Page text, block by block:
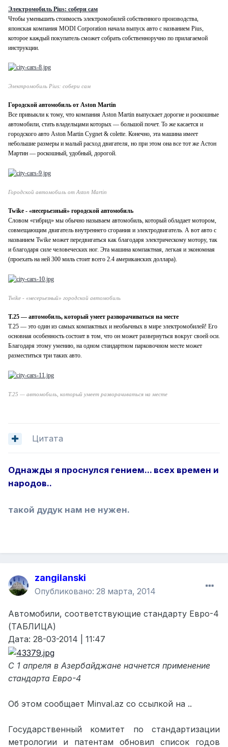
Электромобиль Pius: собери сам
Чтобы уменьшить стоимость электромобилей собственного производства,
японская компания MODI Corporation начала выпуск авто с названием Pius,
которое каждый покупатель сможет собрать собственноручно по прилагаемой
инструкции.
Электромобиль Pius: собери сам
Городской автомобиль от Aston Martin
Все привыкли к тому, что компания Aston Martin выпускает дорогие и роскошные
автомобили, стать владельцами которых — большой почет. То же касается и
городского авто Aston Martin Cygnet & colette. Конечно, эта машина имеет
небольшие размеры и малый расход двигателя, но при этом она все тот же Астон
Мартин — роскошный, удобный, дорогой.
Городской автомобиль от Aston Martin
Twike - «несерьезный» городской автомобиль
Словом «гибрид» мы обычно называем автомобиль, который обладает мотором,
совмещающим двигатель внутреннего сгорания и электродвигатель. А вот авто с
названием Twike может передвигаться как благодаря электрическому мотору, так
и благодаря силе человеческих ног. Эта машина компактная, легкая и экономная
(проехать на ней 300 миль стоит всего 2.4 американских доллара).
Twike - «несерьезный» городской автомобиль
T.25 — автомобиль, который умеет разворачиваться на месте
T.25 — это один из самых компактных и необычных в мире электромобилей! Его
основная особенность состоит в том, что он может развернуться вокруг своей оси.
Благодаря этому умению, на одном стандартном парковочном месте может
разместиться три таких авто.
T.25 — автомобиль, который умеет разворачиваться на месте
Цитата
Однажды я проснулся гением... всех времен и
народов..
такой дудук нам не нужен.
zangilanski
Опубликовано: 28 марта, 2014
Автомобили, соответствующие стандарту Евро-4
(ТАБЛИЦА)
Дата: 28-03-2014 | 11:47
C 1 апреля в Азербайджане начнется применение
стандарта Евро-4
Об этом сообщает Minval.az со ссылкой на ..
Государственный комитет по стандартизации
метрологии и патентам обновил список годов